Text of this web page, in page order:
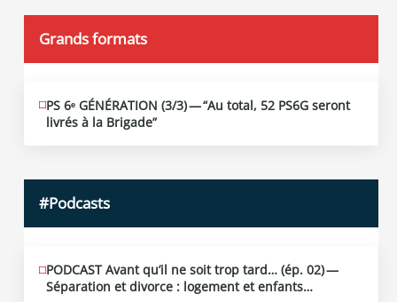
Grands formats
JUIN
19
2026
PS 6ᵉ GÉNÉRATION (3/​3) — “Au total, 52 PS6G seront
livrés à la Brigade”
#Podcasts
MAI
13
2026
PODCAST Avant qu’il ne soit trop tard… (ép. 02) —
Séparation et divorce : logement et enfants…